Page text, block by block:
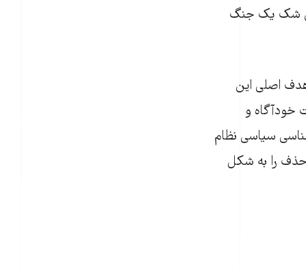
شک یک جنگ
اصلی این
خودآگاه و
سیاسی نظام
حذف را به شکل